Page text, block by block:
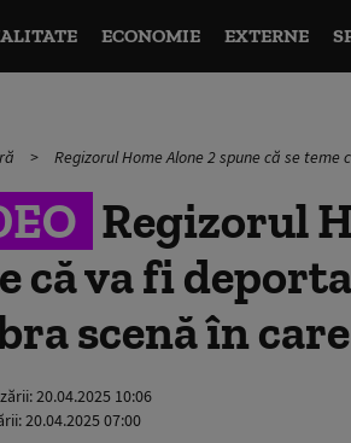
ECONOMIE EXTERNE
Regizorul Home Alone 2 spune că se
Regizorul
că va fi
scenă în
20.04.2025 10:06
20.04.2025 07:00